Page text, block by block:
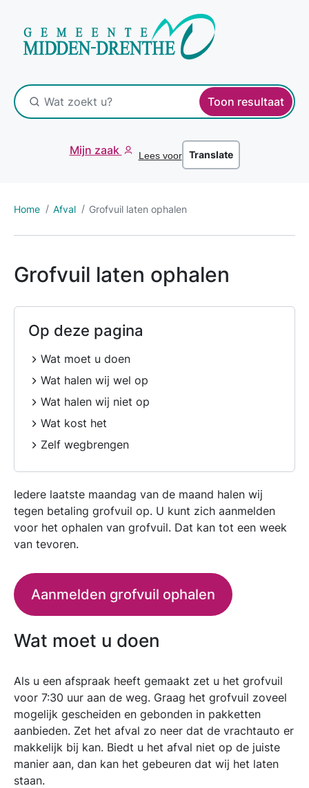
Toon resultaat
Mijn zaak Lees voor Translate
Home Afval Grofvuil laten ophalen
Grofvuil laten ophalen
Iedere laatste maandag van de maand halen wij
tegen betaling grofvuil op. U kunt zich aanmelden
voor het ophalen van grofvuil. Dat kan tot een week
van tevoren.
Aanmelden grofvuil ophalen
Wat moet u doen
Als u een afspraak heeft gemaakt zet u het grofvuil
voor 7:30 uur aan de weg. Graag het grofvuil zoveel
mogelijk gescheiden en gebonden in pakketten
aanbieden. Zet het afval zo neer dat de vrachtauto er
makkelijk bij kan. Biedt u het afval niet op de juiste
manier aan, dan kan het gebeuren dat wij het laten
staan.
Op deze pagina
Wat moet u doen
Wat halen wij wel op
Wat halen wij niet op
Wat kost het
Zelf wegbrengen